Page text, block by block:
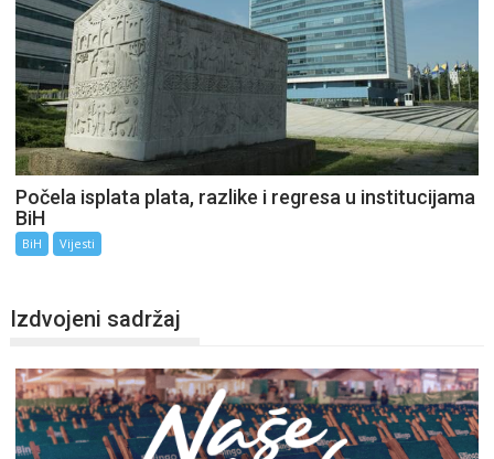
Počela isplata plata, razlike i regresa u institucijama
BiH
BiH Vijesti
Izdvojeni sadržaj